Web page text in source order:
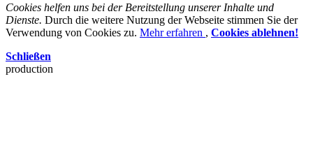
Cookies helfen uns bei der Bereitstellung unserer Inhalte und
Dienste. Durch die weitere Nutzung der Webseite stimmen Sie der
Verwendung von Cookies zu. Mehr erfahren , Cookies ablehnen!
Schließen
production